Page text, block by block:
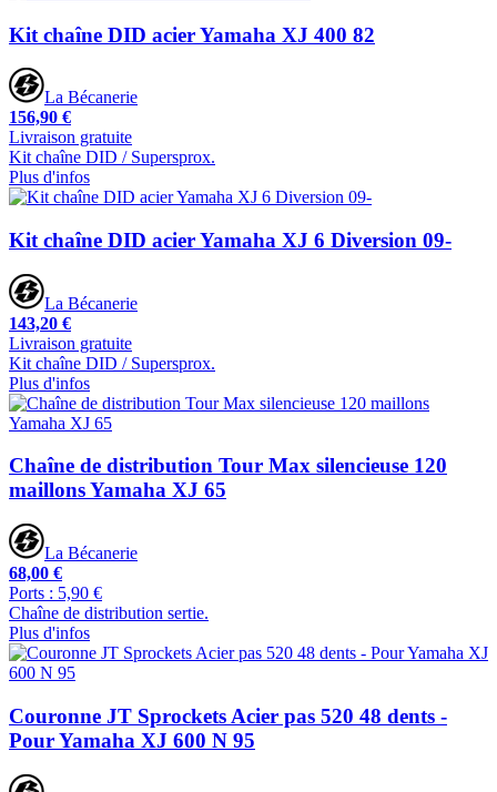
Kit chaîne DID acier Yamaha XJ 400 82
La Bécanerie
156,90 €
Livraison gratuite
Kit chaîne DID / Supersprox.
Plus d'infos
Kit chaîne DID acier Yamaha XJ 6 Diversion 09-
La Bécanerie
143,20 €
Livraison gratuite
Kit chaîne DID / Supersprox.
Plus d'infos
Chaîne de distribution Tour Max silencieuse 120
maillons Yamaha XJ 65
La Bécanerie
68,00 €
Ports : 5,90 €
Chaîne de distribution sertie.
Plus d'infos
Couronne JT Sprockets Acier pas 520 48 dents -
Pour Yamaha XJ 600 N 95